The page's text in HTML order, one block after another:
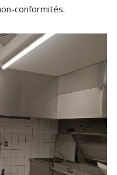
conformités.